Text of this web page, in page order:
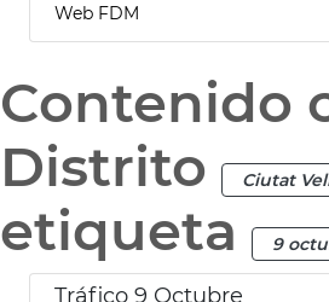
Web FDM
Contenido
Distrito
Ciutat
etiqueta
9
Tráfico 9 Octubre